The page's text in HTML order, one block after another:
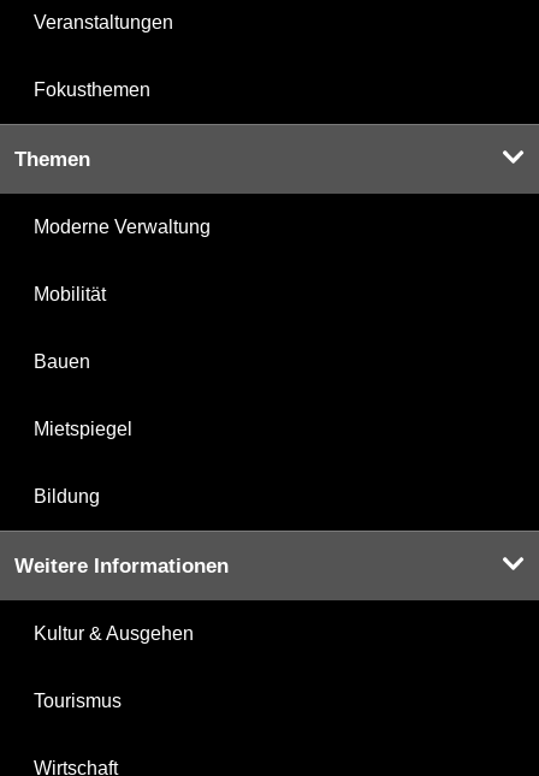
Veranstaltungen
Fokusthemen
Themen
Moderne Verwaltung
Mobilität
Bauen
Mietspiegel
Bildung
Weitere Informationen
Kultur & Ausgehen
Tourismus
Wirtschaft